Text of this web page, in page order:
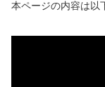
本ページの内容は以